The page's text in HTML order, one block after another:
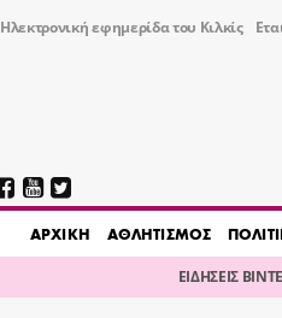
Ηλεκτρονική εφημερίδα του Κιλκίς
AΡΧΙΚΗ ΑΘΛΗΤΙΣΜΟΣ
ΕΙΔΗΣΕΙΣ